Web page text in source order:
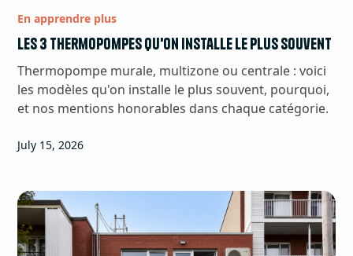
En apprendre plus
Les 3 thermopompes qu'on installe le plus souvent
Thermopompe murale, multizone ou centrale : voici
les modèles qu'on installe le plus souvent, pourquoi,
et nos mentions honorables dans chaque catégorie.
July 15, 2026